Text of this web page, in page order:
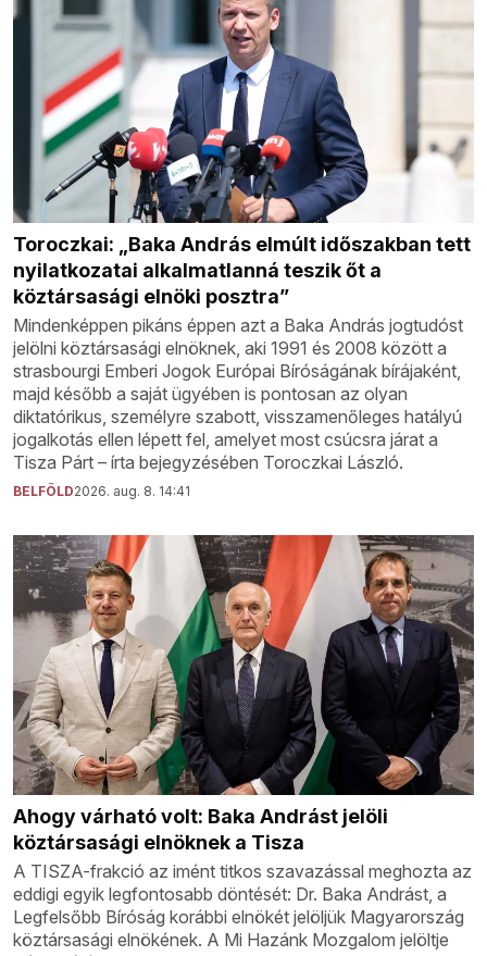
Toroczkai: „Baka András elmúlt időszakban tett
nyilatkozatai alkalmatlanná teszik őt a
köztársasági elnöki posztra”
Mindenképpen pikáns éppen azt a Baka András jogtudóst
jelölni köztársasági elnöknek, aki 1991 és 2008 között a
strasbourgi Emberi Jogok Európai Bíróságának bírájaként,
majd később a saját ügyében is pontosan az olyan
diktatórikus, személyre szabott, visszamenőleges hatályú
jogalkotás ellen lépett fel, amelyet most csúcsra járat a
Tisza Párt – írta bejegyzésében Toroczkai László.
BELFÖLD2026. aug. 8. 14:41
Ahogy várható volt: Baka Andrást jelöli
köztársasági elnöknek a Tisza
A TISZA-frakció az imént titkos szavazással meghozta az
eddigi egyik legfontosabb döntését: Dr. Baka Andrást, a
Legfelsőbb Bíróság korábbi elnökét jelöljük Magyarország
köztársasági elnökének. A Mi Hazánk Mozgalom jelöltje